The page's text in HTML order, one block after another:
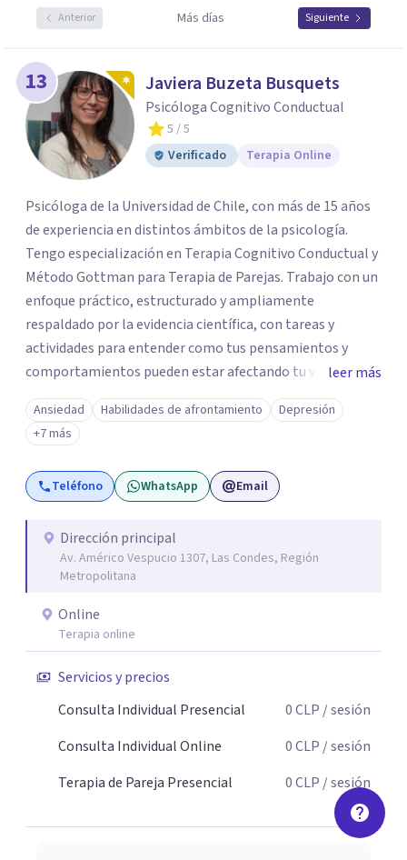
Anterior Más días Siguiente
13 Javiera Buzeta Busquets
Psicóloga Cognitivo Conductual
5 / 5
Verificado
Terapia Online
Psicóloga de la Universidad de Chile, con más de 15 años
de experiencia en distintos ámbitos de la psicología.
Tengo especialización en Terapia Cognitivo Conductual y
Método Gottman para Terapia de Parejas. Trabajo con un
enfoque práctico, estructurado y ampliamente
respaldado por la evidencia científica, con tareas y
actividades para entender como tus pensamientos y
comportamientos pueden estar afectando tu vida. Me
gusta crear un clima de confianza, libre de juicios, donde
puedas expresar con libertad las cosas que te
aprobleman. Si quieres que trabajemos juntos para
encontrar nuevas formas de enfrentar tus dificultades,
haciendo cambios positivos y duraderos para sentirte
leer más
Ansiedad Habilidades de afrontamiento
Depresión
+7 más
Teléfono WhatsApp Email
Dirección principal
Av. Américo Vespucio 1307, Las Condes, Región
Metropolitana
Online
Terapia online
Servicios y precios
Consulta Individual Presencial
0CLP / sesión
Consulta Individual Online
0CLP / sesión
Terapia de Pareja Presencial
0CLP / sesión